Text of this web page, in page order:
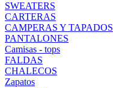
SWEATERS
CARTERAS
CAMPERAS Y TAPADOS
PANTALONES
Camisas - tops
FALDAS
CHALECOS
Zapatos